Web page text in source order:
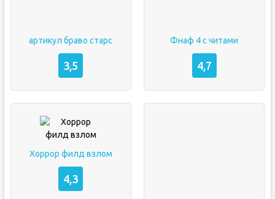
артикул браво старс
3,5
Фнаф 4 с читами
4,7
Хоррор филд взлом
4,3